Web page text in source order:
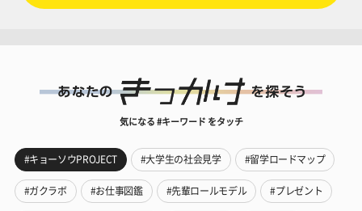
気になる #キーワード をタッチ
#キョーソウPROJECT #大学生の社会見学 #留学ロードマップ
#ガクラボ #お仕事図鑑 #先輩ロールモデル #プレゼント